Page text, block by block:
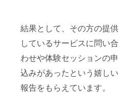
結果として、その方の提供
しているサービスに問い合
わせや体験セッションの申
込みがあったという嬉しい
報告をもらえています。